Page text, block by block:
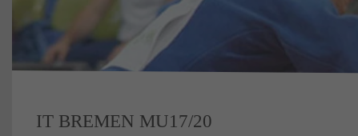
IT BREMEN MU17/20